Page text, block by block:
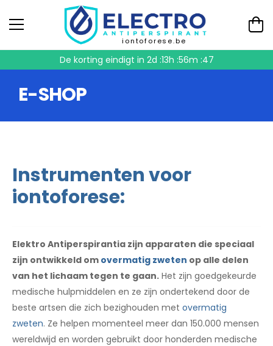
iontoforese.be
De korting eindigt in 2d :13h :56m :47
E-SHOP
Instrumenten voor
iontoforese:
Elektro Antiperspirantia zijn apparaten die speciaal
zijn ontwikkeld om overmatig zweten op alle delen
van het lichaam tegen te gaan. Het zijn goedgekeurde
medische hulpmiddelen en ze zijn ondertekend door de
beste artsen die zich bezighouden met overmatig
zweten. Ze helpen momenteel meer dan 150.000 mensen
wereldwijd en worden gebruikt door honderden medische